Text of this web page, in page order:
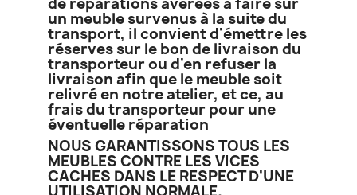
un meuble survenus à la suite du
transport, il convient d'émettre les
réserves sur le bon de livraison du
transporteur ou d'en refuser la
livraison afin que le meuble soit
relivré en notre atelier, et ce, au
frais du transporteur pour une
éventuelle réparation
NOUS GARANTISSONS TOUS LES
MEUBLES CONTRE LES VICES
CACHES DANS LE RESPECT D'UNE